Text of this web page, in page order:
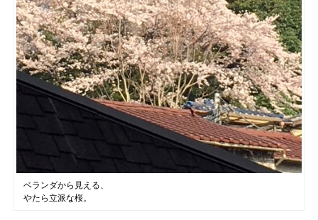
ベランダから見える、
やたら立派な桜。